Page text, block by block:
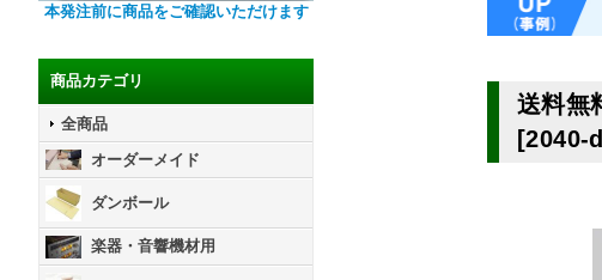
本発注前に商品をご確認いただけます
商品カテゴリ
全商品
オーダーメイド
ダンボール
楽器・音響機材用
送料無
[2040-